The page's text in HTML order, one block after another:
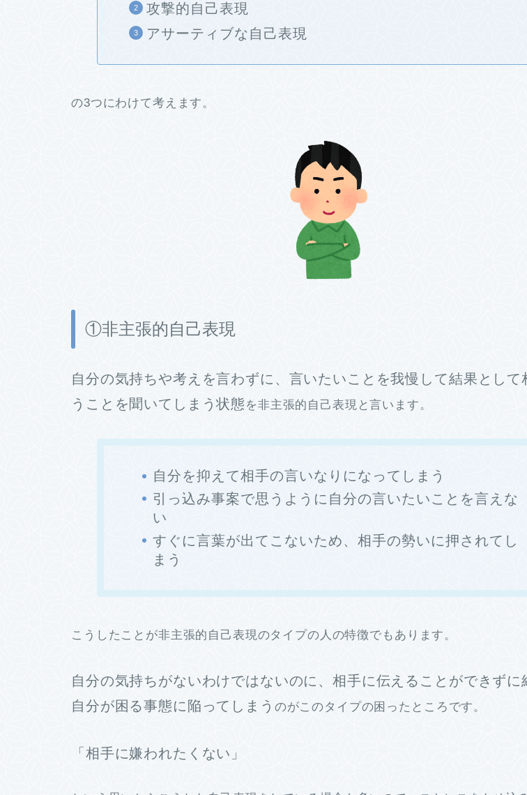
攻撃的自己表現
アサーティブな自己表現
の3つにわけて考えます。
①非主張的自己表現
自分の気持ちや考えを言わずに、言いたいことを我慢して結果として
うことを聞いてしまう状態 を非主張的自己表現と言います。
自分を抑えて相手の言いなりになってしまう
引っ込み事案で思うように自分の言いたいことを言えな
い
すぐに言葉が出てこないため、相手の勢いに押されてし
まう
こうしたことが非主張的自己表現のタイプの人の特徴でもあります。
自分の気持ちがないわけではないのに、相手に伝えることができずに
自分が困る事態に陥ってしまう のがこのタイプの困ったところです。
「相手に嫌われたくない」